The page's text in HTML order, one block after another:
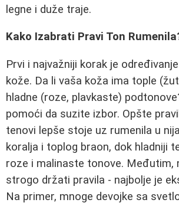
legne i duže traje.
Kako Izabrati Pravi Ton
Prvi i najvažniji korak je
kože. Da li vaša koža ima tople
hladne (roze, plavkaste)
pomoći da suzite izbor. Opšte
tenovi lepše stoje uz rumenila u
koralja i toplog braon, dok hladniji
roze i malinaste tonove. Međutim,
strogo držati pravila - najbolje je
Na primer, mnoge devojke sa